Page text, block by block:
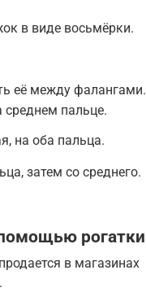
в виде восьмёрки.
её между фалангами.
пальце.
на оба пальца.
затем со среднего.
рогатки
в магазинах